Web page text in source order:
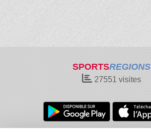
SPORTSREGIONS
27551 visites